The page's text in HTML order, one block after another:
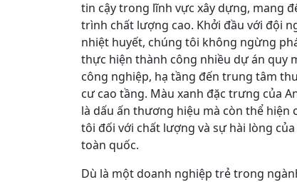
tin cậy trong lĩnh vực xây dựng, mang
trình chất lượng cao. Khởi đầu với đội
nhiệt huyết, chúng tôi không ngừng
thực hiện thành công nhiều dự án quy
công nghiệp, hạ tầng đến trung tâm
cư cao tầng. Màu xanh đặc trưng của
là dấu ấn thương hiệu mà còn thể hiện
tôi đối với chất lượng và sự hài lòng
toàn quốc.
Dù là một doanh nghiệp trẻ trong